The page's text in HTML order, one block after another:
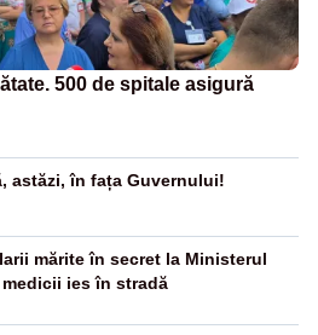
500 de spitale asigură
astăzi, în fața Guvernului!
mărite în secret la Ministerul
ies în stradă